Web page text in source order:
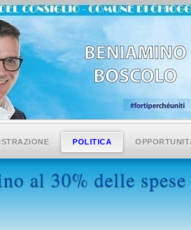
POLITICA
al 30% delle